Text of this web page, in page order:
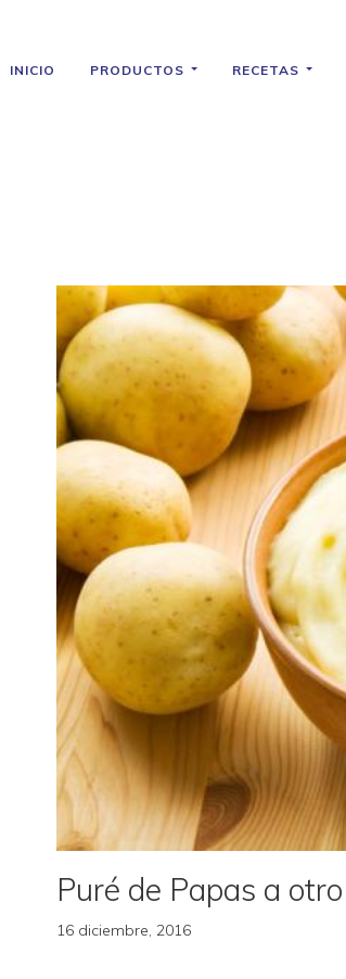
INICIO PRODUCTOS RECETAS
Puré de Papas a
16 diciembre, 2016